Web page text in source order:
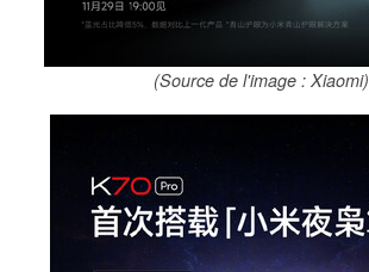
(Source de l'image : Xiaomi)